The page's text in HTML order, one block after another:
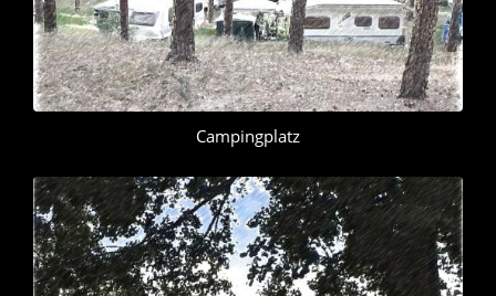
Campingplatz